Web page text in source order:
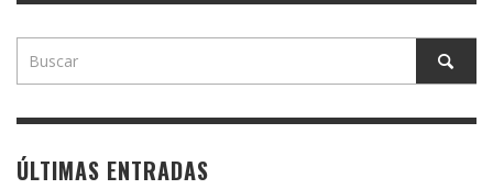
ÚLTIMAS ENTRADAS